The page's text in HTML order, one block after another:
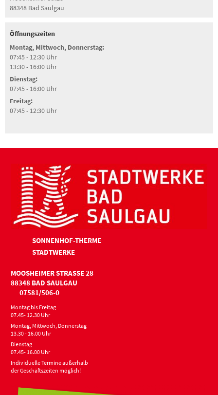
88348 Bad Saulgau
Öffnungszeiten
Montag, Mittwoch, Donnerstag:
07:45 - 12:30 Uhr
13:30 - 16:00 Uhr
Dienstag:
07:45 - 16:00 Uhr
Freitag:
07:45 - 12:30 Uhr
SONNENHOF-THERME
STADTWERKE
MOOSHEIMER STRASSE 28
88348 BAD SAULGAU
07581/506-0
Montag bis Freitag
07.45- 12.30 Uhr
Montag, Mittwoch, Donnerstag
13.30 - 16.00 Uhr
Dienstag
07.45- 16.00 Uhr
Individuelle Termine außerhalb
der Geschäftszeiten möglich!